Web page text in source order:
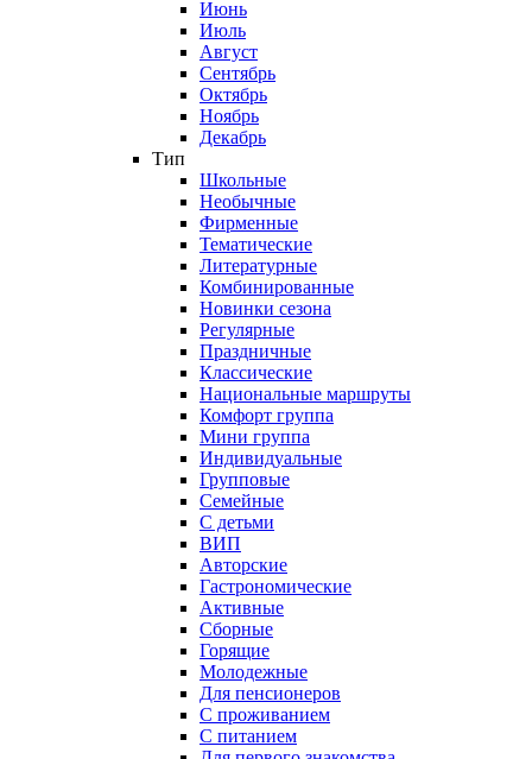
Июнь
Июль
Август
Сентябрь
Октябрь
Ноябрь
Декабрь
Тип
Школьные
Необычные
Фирменные
Тематические
Литературные
Комбинированные
Новинки сезона
Регулярные
Праздничные
Классические
Национальные маршруты
Комфорт группа
Мини группа
Индивидуальные
Групповые
Семейные
С детьми
ВИП
Авторские
Гастрономические
Активные
Сборные
Горящие
Молодежные
Для пенсионеров
С проживанием
С питанием